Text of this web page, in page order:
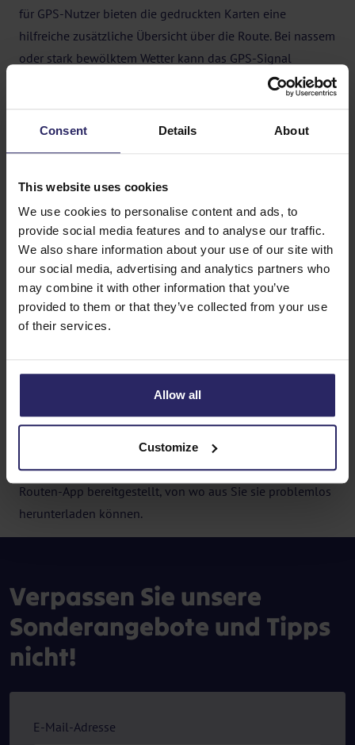
Consent Details About
This website uses cookies
We use cookies to personalise content and ads, to
provide social media features and to analyse our traffic.
We also share information about your use of our site with
our social media, advertising and analytics partners who
may combine it with other information that you’ve
provided to them or that they’ve collected from your use
of their services.
Allow all
Customize
für GPS-Nutzer bieten die gedruckten Karten eine
hilfreiche zusätzliche Übersicht über die Route. Bei nassem
oder stark bewölktem Wetter kann das GPS-Signal
gelegentlich schwächer sein. In diesem Fall ist es sinnvoll,
Für welche Routen sind GPS-
Tracks verfügbar?
unserer Reisen GPS-tauglich gemacht. Sie können diese
Reisen mit GPS-Tracks finden, indem Sie im Suchfilter
„GPS“ auswählen. Dann werden alle Reiseziele angezeigt,
bei denen GPS-Tracks verfügbar sind. Wenn für eine Reise
GPS-Tracks verfügbar sind, erkennen Sie dies am GPS-
Logo in den allgemeinen Reiseinformationen.
Wie buchen Sie einen Rad- oder
Wanderurlaub mit GPS?
Wenn Sie eine Reise buchen, für die GPS-Tracks verfügbar
sind, müssen Sie nichts Weiteres unternehmen. Die GPS-
Tracks werden automatisch in der von uns verwendeten
Routen-App bereitgestellt, von wo aus Sie sie problemlos
herunterladen können.
Verpassen Sie unsere
Sonderangebote und Tipps
nicht!
E-Mail-Adresse